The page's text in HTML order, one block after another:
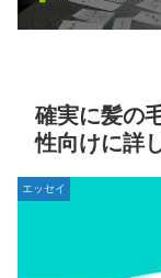
確実に髪の
性向けに詳
エッセイ